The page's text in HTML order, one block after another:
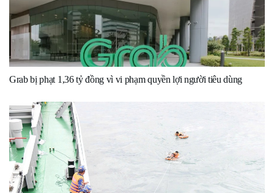
Grab bị phạt 1,36 tỷ đồng vì vi phạm quyền lợi người tiêu dùng